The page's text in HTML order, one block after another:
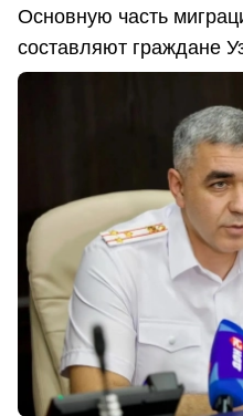
Основную часть
составляют граждане